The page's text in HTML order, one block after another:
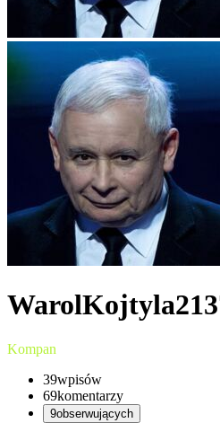
Kompan
39wpisów
69komentarzy
9obserwujących